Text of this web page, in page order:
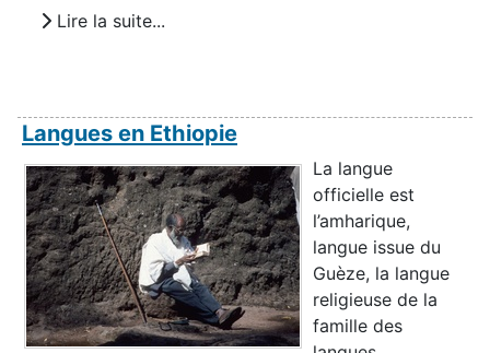
Lire la suite...
Langues en Ethiopie
La langue
officielle est
l’amharique,
langue issue du
Guèze, la langue
religieuse de la
famille des